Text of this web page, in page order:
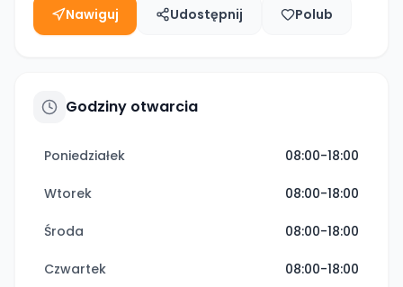
Nawiguj Udostępnij Polub
Godziny otwarcia
Poniedziałek 08:00-18:00
Wtorek 08:00-18:00
Środa 08:00-18:00
Czwartek 08:00-18:00